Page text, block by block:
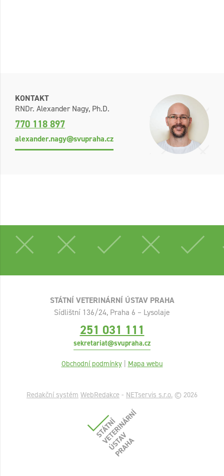
KONTAKT
RNDr. Alexander Nagy, Ph.D.
770 118 897
alexander.nagy@svupraha.cz
STÁTNÍ VETERINÁRNÍ ÚSTAV PRAHA
Sídlištní 136/24, Praha 6 – Lysolaje
251 031 111
sekretariat@svupraha.cz
Obchodní podmínky | Mapa webu
Redakční systém WebRedakce - NETservis s.r.o. © 2026